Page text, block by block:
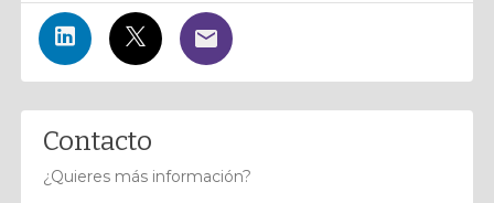
Contacto
¿Quieres más información?